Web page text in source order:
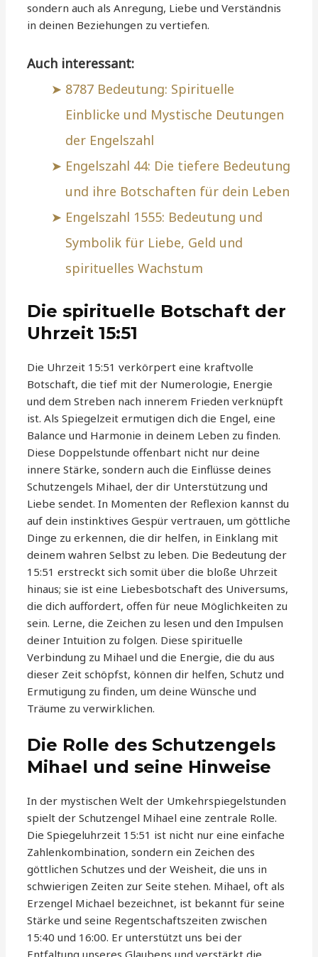
sondern auch als Anregung, Liebe und Verständnis
in deinen Beziehungen zu vertiefen.
Auch interessant:
8787 Bedeutung: Spirituelle
Einblicke und Mystische Deutungen
der Engelszahl
Engelszahl 44: Die tiefere Bedeutung
und ihre Botschaften für dein Leben
Engelszahl 1555: Bedeutung und
Symbolik für Liebe, Geld und
spirituelles Wachstum
Die spirituelle Botschaft der
Uhrzeit 15:51
Die Uhrzeit 15:51 verkörpert eine kraftvolle
Botschaft, die tief mit der Numerologie, Energie
und dem Streben nach innerem Frieden verknüpft
ist. Als Spiegelzeit ermutigen dich die Engel, eine
Balance und Harmonie in deinem Leben zu finden.
Diese Doppelstunde offenbart nicht nur deine
innere Stärke, sondern auch die Einflüsse deines
Schutzengels Mihael, der dir Unterstützung und
Liebe sendet. In Momenten der Reflexion kannst du
auf dein instinktives Gespür vertrauen, um göttliche
Dinge zu erkennen, die dir helfen, in Einklang mit
deinem wahren Selbst zu leben. Die Bedeutung der
15:51 erstreckt sich somit über die bloße Uhrzeit
hinaus; sie ist eine Liebesbotschaft des Universums,
die dich auffordert, offen für neue Möglichkeiten zu
sein. Lerne, die Zeichen zu lesen und den Impulsen
deiner Intuition zu folgen. Diese spirituelle
Verbindung zu Mihael und die Energie, die du aus
dieser Zeit schöpfst, können dir helfen, Schutz und
Ermutigung zu finden, um deine Wünsche und
Träume zu verwirklichen.
Die Rolle des Schutzengels
Mihael und seine Hinweise
In der mystischen Welt der Umkehrspiegelstunden
spielt der Schutzengel Mihael eine zentrale Rolle.
Die Spiegeluhrzeit 15:51 ist nicht nur eine einfache
Zahlenkombination, sondern ein Zeichen des
göttlichen Schutzes und der Weisheit, die uns in
schwierigen Zeiten zur Seite stehen. Mihael, oft als
Erzengel Michael bezeichnet, ist bekannt für seine
Stärke und seine Regentschaftszeiten zwischen
15:40 und 16:00. Er unterstützt uns bei der